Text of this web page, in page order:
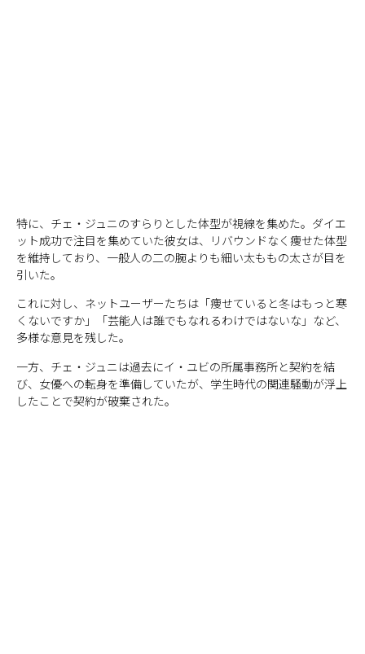
特に、チェ・ジュニのすらりとした体型が視線を集めた。ダイエ
ット成功で注目を集めていた彼女は、リバウンドなく痩せた体型
を維持しており、一般人の二の腕よりも細い太ももの太さが目を
引いた。
これに対し、ネットユーザーたちは「痩せていると冬はもっと寒
くないですか」「芸能人は誰でもなれるわけではないな」など、
多様な意見を残した。
一方、チェ・ジュニは過去にイ・ユビの所属事務所と契約を結
び、女優への転身を準備していたが、学生時代の関連騒動が浮上
したことで契約が破棄された。